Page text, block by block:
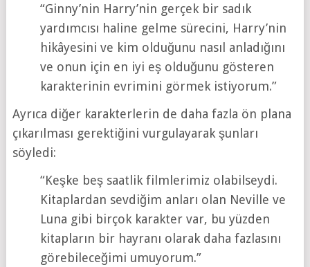
“Ginny’nin Harry’nin gerçek bir sadık
yardımcısı haline gelme sürecini, Harry’nin
hikâyesini ve kim olduğunu nasıl anladığını
ve onun için en iyi eş olduğunu gösteren
karakterinin evrimini görmek istiyorum.”
Ayrıca diğer karakterlerin de daha fazla ön plana
çıkarılması gerektiğini vurgulayarak şunları
söyledi:
“Keşke beş saatlik filmlerimiz olabilseydi.
Kitaplardan sevdiğim anları olan Neville ve
Luna gibi birçok karakter var, bu yüzden
kitapların bir hayranı olarak daha fazlasını
görebileceğimi umuyorum.”